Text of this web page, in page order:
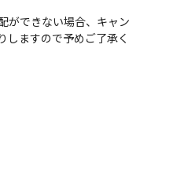
ができない場合、キャン
しますので予めご了承く